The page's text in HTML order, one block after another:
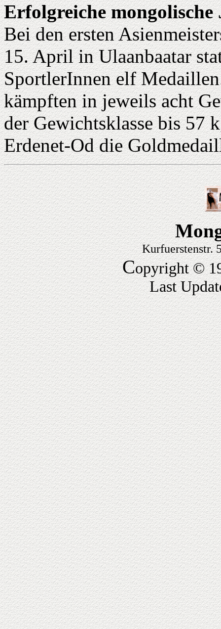
Erfolgreiche mongolische
Bei den ersten
15. April in Ulaanbaatar
SportlerInnen elf
kämpften in jeweils acht
der Gewichtsklasse bis 57
Erdenet-Od die
Kurfuerstenstr.
Copyright ©
Last